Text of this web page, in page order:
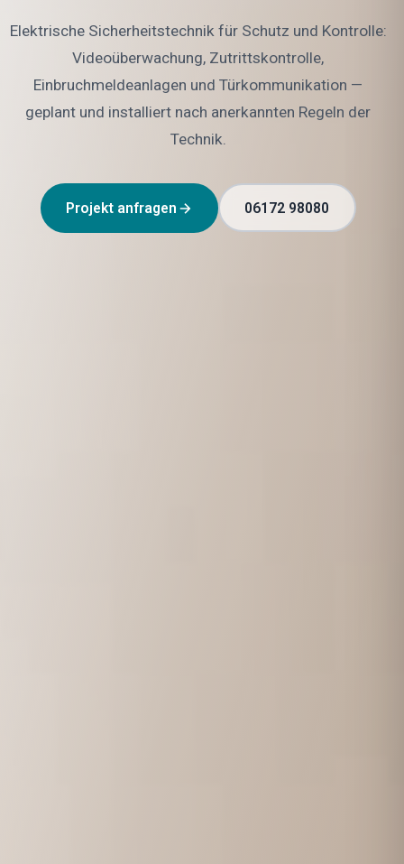
Elektrische Sicherheitstechnik für Schutz und Kontrolle:
Videoüberwachung, Zutrittskontrolle,
Einbruchmeldeanlagen und Türkommunikation —
geplant und installiert nach anerkannten Regeln der
Technik.
Projekt anfragen 06172 98080